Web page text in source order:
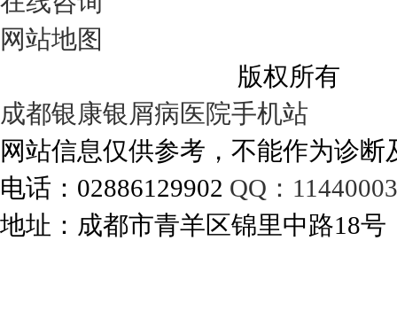
网站地图
版权所有
成都银康银屑病医院手机站
网站信息仅供参考，不能作为诊
电话：02886129902 QQ：
地址：成都市青羊区锦里中路18